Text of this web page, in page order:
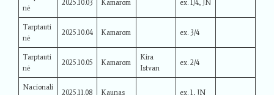
nė
2025.10.03 Kamarom ex. 1/4, JN
Tarptauti
nė
2025.10.04 Kamarom ex. 3/4
Tarptauti
nė
2025.10.05 Kamarom
Kira
Istvan
ex. 2/4
Nacionali
2025.11.08 Kaunas ex. 1, JN